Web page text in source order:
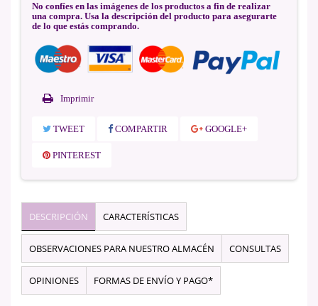
No confíes en las imágenes de los productos a fin de realizar
una compra. Usa la descripción del producto para asegurarte
de lo que estás comprando.
Imprimir
TWEET COMPARTIR GOOGLE+
PINTEREST
DESCRIPCIÓN CARACTERÍSTICAS
OBSERVACIONES PARA NUESTRO ALMACÉN CONSULTAS
OPINIONES FORMAS DE ENVÍO Y PAGO*